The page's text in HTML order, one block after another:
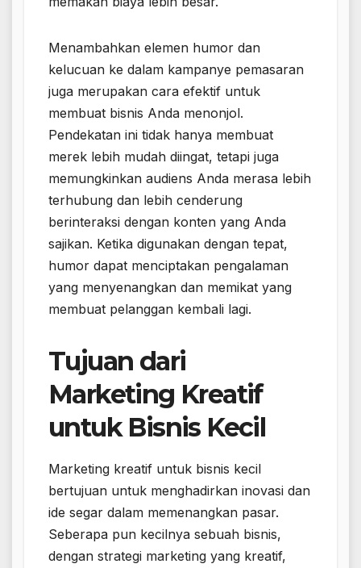
Menambahkan elemen humor dan
kelucuan ke dalam kampanye pemasaran
juga merupakan cara efektif untuk
membuat bisnis Anda menonjol.
Pendekatan ini tidak hanya membuat
merek lebih mudah diingat, tetapi juga
memungkinkan audiens Anda merasa lebih
terhubung dan lebih cenderung
berinteraksi dengan konten yang Anda
sajikan. Ketika digunakan dengan tepat,
humor dapat menciptakan pengalaman
yang menyenangkan dan memikat yang
membuat pelanggan kembali lagi.
Tujuan dari
Marketing Kreatif
untuk Bisnis Kecil
Marketing kreatif untuk bisnis kecil
bertujuan untuk menghadirkan inovasi dan
ide segar dalam memenangkan pasar.
Seberapa pun kecilnya sebuah bisnis,
dengan strategi marketing yang kreatif,